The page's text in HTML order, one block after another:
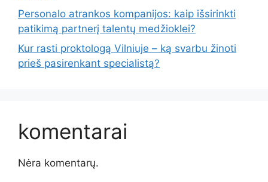
Personalo atrankos kompanijos: kaip išsirinkti
patikimą partnerį talentų medžioklei?
Kur rasti proktologą Vilniuje – ką svarbu žinoti
prieš pasirenkant specialistą?
komentarai
Nėra komentarų.